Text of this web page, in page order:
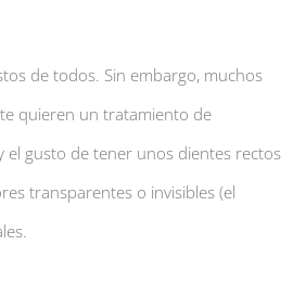
de todos. Sin embargo, muchos
quieren un tratamiento de
el gusto de tener unos dientes rectos
transparentes o invisibles (el